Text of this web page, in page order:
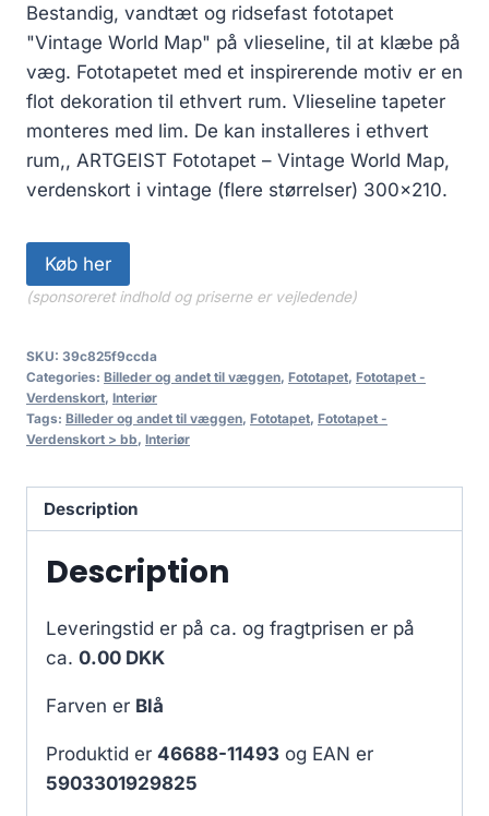
Bestandig, vandtæt og ridsefast fototapet
"Vintage World Map" på vlieseline, til at klæbe på
væg. Fototapetet med et inspirerende motiv er en
flot dekoration til ethvert rum. Vlieseline tapeter
monteres med lim. De kan installeres i ethvert
rum,, ARTGEIST Fototapet – Vintage World Map,
verdenskort i vintage (flere størrelser) 300×210.
Køb her
(sponsoreret indhold og priserne er vejledende)
SKU: 39c825f9ccda
Categories: Billeder og andet til væggen, Fototapet, Fototapet -
Verdenskort, Interiør
Tags: Billeder og andet til væggen, Fototapet, Fototapet -
Verdenskort > bb, Interiør
Description
Description
Leveringstid er på ca. og fragtprisen er på
ca. 0.00 DKK
Farven er Blå
Produktid er 46688-11493 og EAN er
5903301929825